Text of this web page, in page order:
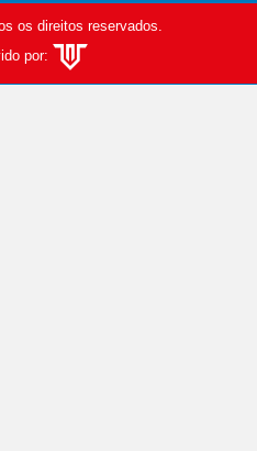
os direitos reservados.
por: